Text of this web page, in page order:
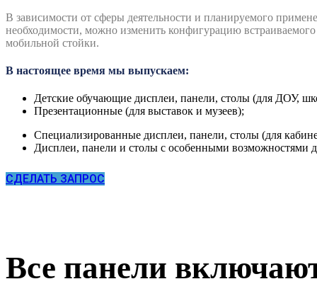
В зависимости от сферы деятельности и планируемого
необходимости, можно изменить конфигурацию
мобильной стойки.
В настоящее время мы выпускаем:
Детские обучающие дисплеи, панели, столы (для ДОУ,
Презентационные (для выставок и музеев);
Специализированные дисплеи, панели, столы (для
Дисплеи, панели и столы с особенными возможностями
СДЕЛАТЬ ЗАПРОС
Все панели